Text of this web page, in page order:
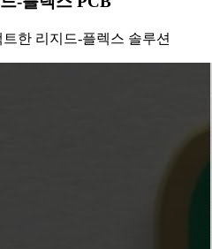
한 리지드-플렉스 솔루션